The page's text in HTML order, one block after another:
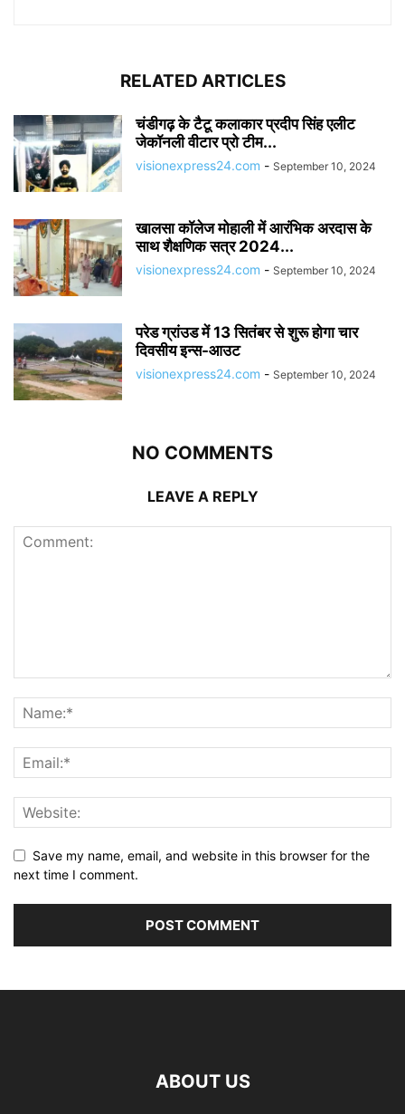
RELATED ARTICLES
चंडीगढ़ के टैटू कलाकार प्रदीप सिंह एलीट
जेकॉनली वीटार प्रो टीम...
visionexpress24.com - September 10, 2024
खालसा कॉलेज मोहाली में आरंभिक अरदास के
साथ शैक्षणिक सत्र 2024...
visionexpress24.com - September 10, 2024
परेड ग्रांउड में 13 सितंबर से शुरू होगा चार
दिवसीय इन्स-आउट
visionexpress24.com - September 10, 2024
NO COMMENTS
LEAVE A REPLY
Save my name, email, and website in this browser for the
next time I comment.
ABOUT US